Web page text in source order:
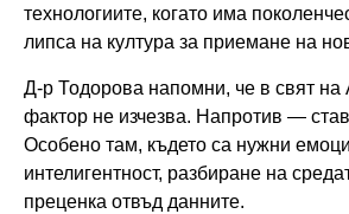
технологиите, когато има
липса на култура за приемане на
Д-р Тодорова напомни, че в свят на
фактор не изчезва. Напротив —
Особено там, където са нужни
интелигентност, разбиране на
преценка отвъд данните.